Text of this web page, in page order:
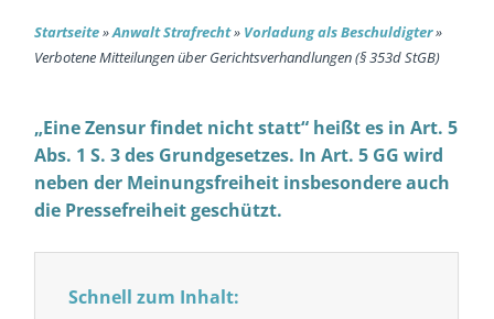
Startseite»Anwalt Strafrecht» Vorladung als Beschuldigter»
Verbotene Mitteilungen über Gerichtsverhandlungen (§ 353d StGB)
„Eine Zensur findet nicht statt“ heißt es in Art. 5
Abs. 1 S. 3 des Grundgesetzes. In Art. 5 GG wird
neben der Meinungsfreiheit insbesondere auch
die Pressefreiheit geschützt.
Schnell zum Inhalt: